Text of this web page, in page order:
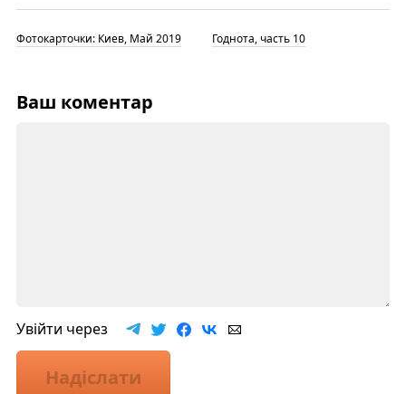
Фотокарточки: Киев, Май 2019 Годнота, часть 10
Ваш коментар
Увійти через
Надіслати